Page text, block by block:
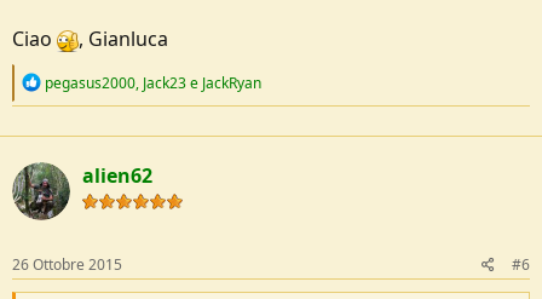
Ciao
, Gianluca
R
c
t
i
o
n
:
pegasus2000, Jack23e JackRyan
alien62
26 Ottobre 2015 #6